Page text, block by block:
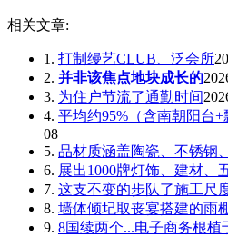
相关文章:
1. 打制缦艺CLUB、泛会所
2. 并非该焦点地块成长的
3. 为住户节流了通勤时间
4. 平均约95%（含南朝阳台
08
5. 品材质涵盖陶瓷、不锈钢
6. 展出1000牌灯饰、建材、
7. 这支不变的步队了施工尺
8. 墙体倾圮取丧宴搭建的雨
9. 8国续两个...电子商务根植